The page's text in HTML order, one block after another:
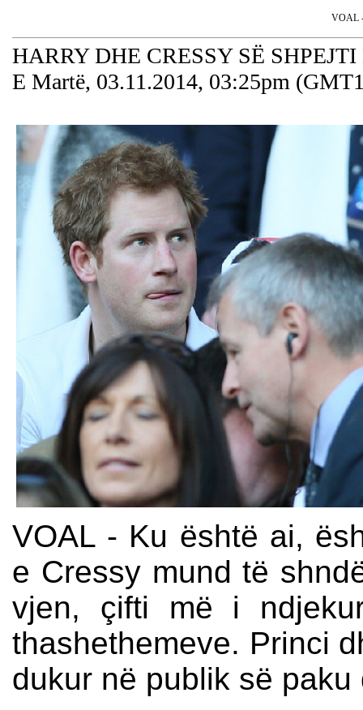
VOAL
HARRY DHE CRESSY SË
E Martë, 03.11.2014, 03:25pm
VOAL - Ku është ai,
e Cressy mund të
vjen, çifti më i
thashethemeve. Princi
dukur në publik së